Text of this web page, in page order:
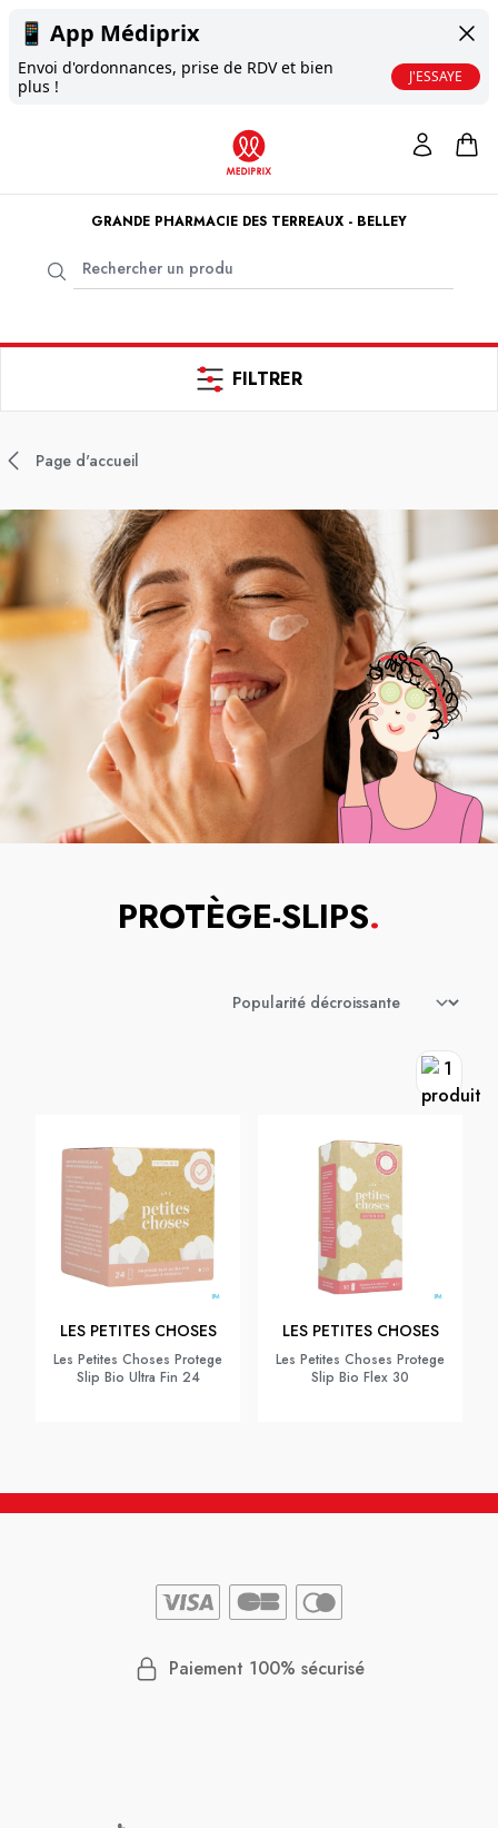
📱 App Médiprix
Envoi d'ordonnances, prise de RDV et bien
plus !
J'ESSAYE
GRANDE PHARMACIE DES TERREAUX - BELLEY
FILTRER
Page d'accueil
PROTÈGE-SLIPS.
LES PETITES CHOSES
Les Petites Choses Protege
Slip Bio Ultra Fin 24
LES PETITES CHOSES
Les Petites Choses Protege
Slip Bio Flex 30
Paiement 100% sécurisé